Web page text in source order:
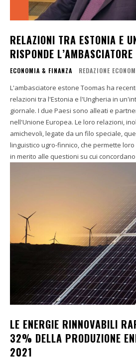
RELAZIONI TRA ESTONIA E
RISPONDE
ECONOMIA & FINANZA REDAZIONE
L'ambasciatore estone Toomas ha
relazioni tra l'Estonia e l'Ungheria in
giornale. I due Paesi sono alleati e
nell'Unione Europea. Le loro relazioni,
amichevoli, legate da un filo speciale,
linguistico ugro-finnico, che permette
in merito alle questioni su cui
LE ENERGIE RINNOVABILI
32% DELLA PRODUZIONE
2021